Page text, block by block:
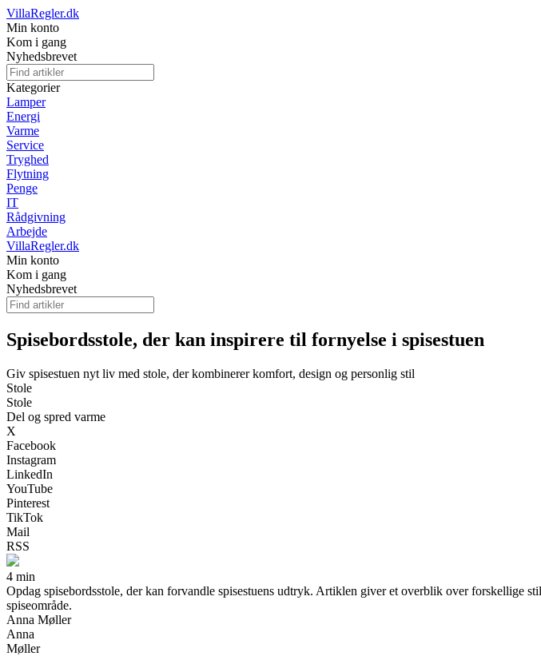
VillaRegler.dk
Min konto
Kom i gang
Nyhedsbrevet
Kategorier
Lamper
Energi
Varme
Service
Tryghed
Flytning
Penge
IT
Rådgivning
Arbejde
VillaRegler.dk
Min konto
Kom i gang
Nyhedsbrevet
Spisebordsstole, der kan inspirere til fornyelse i spisestuen
Giv spisestuen nyt liv med stole, der kombinerer komfort, design og personlig stil
Stole
Stole
Del og spred varme
X
Facebook
Instagram
LinkedIn
YouTube
Pinterest
TikTok
Mail
RSS
4 min
Opdag spisebordsstole, der kan forvandle spisestuens udtryk. Artiklen giver et overblik over forskellige
spiseområde.
Anna Møller
Anna
Møller